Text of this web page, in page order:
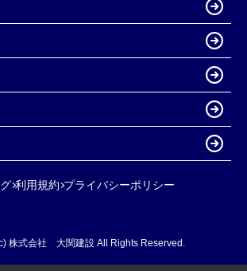
利用規約 プライバシーポリシー
株式会社 大関建設 All Rights Reserved.